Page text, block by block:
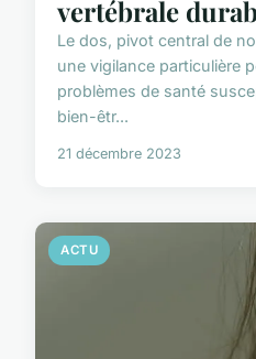
vertébrale
Le dos, pivot central de
une vigilance particulière
problèmes de santé
bien-êtr...
21 décembre 2023
ACTU